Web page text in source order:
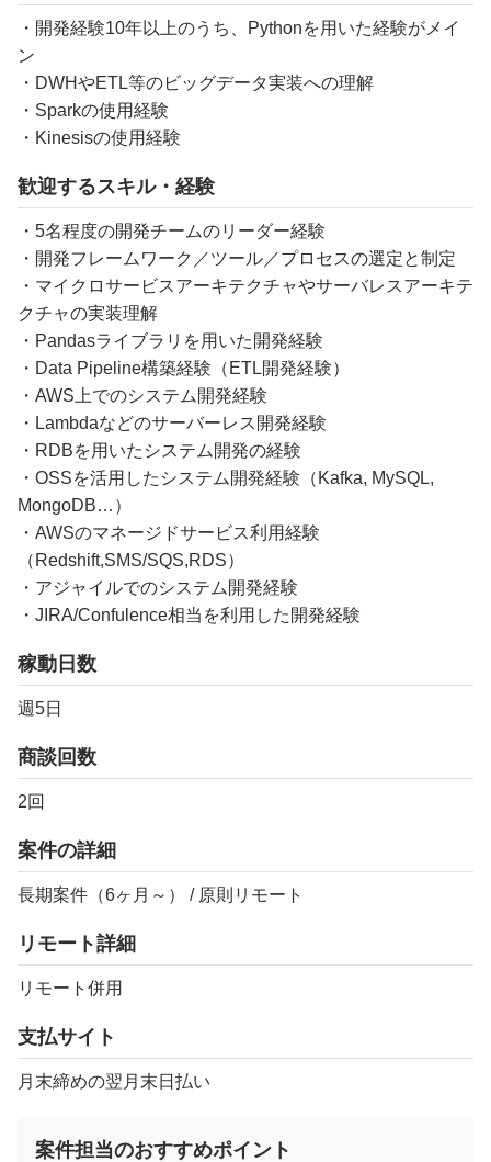
・開発経験10年以上のうち、Pythonを用いた経験がメイ
ン
・DWHやETL等のビッグデータ実装への理解
・Sparkの使用経験
・Kinesisの使用経験
歓迎するスキル・経験
・5名程度の開発チームのリーダー経験
・開発フレームワーク／ツール／プロセスの選定と制定
・マイクロサービスアーキテクチャやサーバレスアーキテ
クチャの実装理解
・Pandasライブラリを用いた開発経験
・Data Pipeline構築経験（ETL開発経験）
・AWS上でのシステム開発経験
・Lambdaなどのサーバーレス開発経験
・RDBを用いたシステム開発の経験
・OSSを活用したシステム開発経験（Kafka, MySQL,
MongoDB…）
・AWSのマネージドサービス利用経験
（Redshift,SMS/SQS,RDS）
・アジャイルでのシステム開発経験
・JIRA/Confulence相当を利用した開発経験
稼動日数
週5日
商談回数
2回
案件の詳細
長期案件（6ヶ月～） / 原則リモート
リモート詳細
リモート併用
支払サイト
月末締めの翌月末日払い
案件担当のおすすめポイント